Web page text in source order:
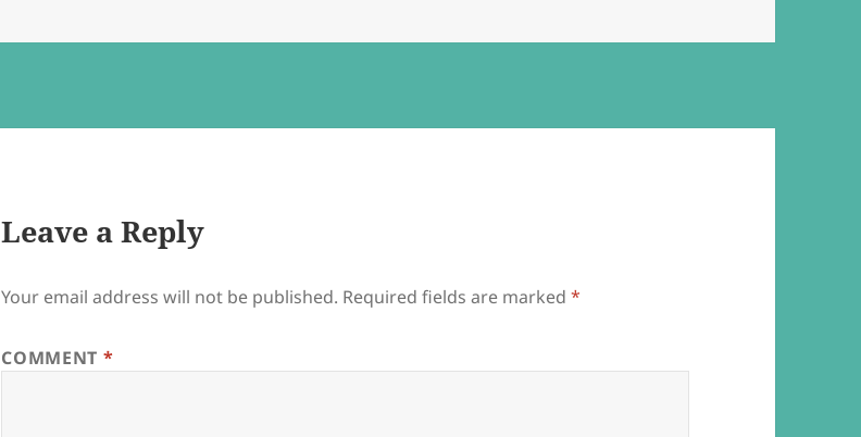
Leave a Reply
Your email address will not be published. Required fields are marked*
COMMENT *